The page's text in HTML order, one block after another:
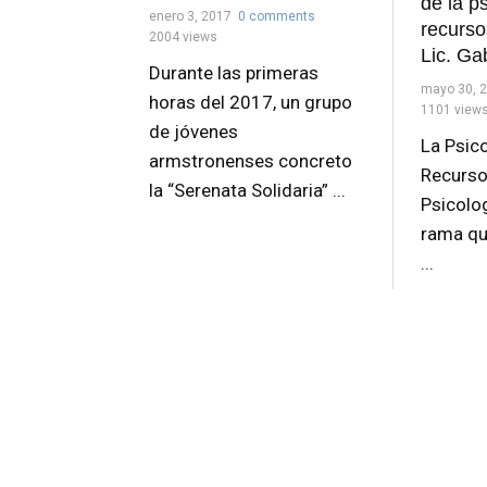
enero 3, 2017 0 comments
2004 views
Durante las primeras
horas del 2017, un grupo
de jóvenes
armstronenses concreto
la “Serenata Solidaria” ...
Lic.
mayo 30,
1101
La
rama
...